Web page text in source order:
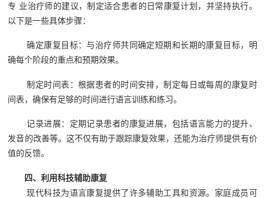
专 业治疗师的建议，制定适合患者的日常康复计划，并坚持执行。
以下是一些具体步骤：
确定康复目标：与治疗师共同确定短期和长期的康复目标，明
确每个阶段的重点和预期效果。
制定时间表：根据患者的时间安排，制定每日或每周的康复时
间表，确保有足够的时间进行语言训练和练习。
记录进展：定期记录患者的康复进展，包括语言能力的提升、
发音的改善等。这不仅有助于跟踪康复效果，还能为治疗师提供有价
值的反馈。
四、利用科技辅助康复
现代科技为语言康复提供了许多辅助工具和资源。家庭成员可